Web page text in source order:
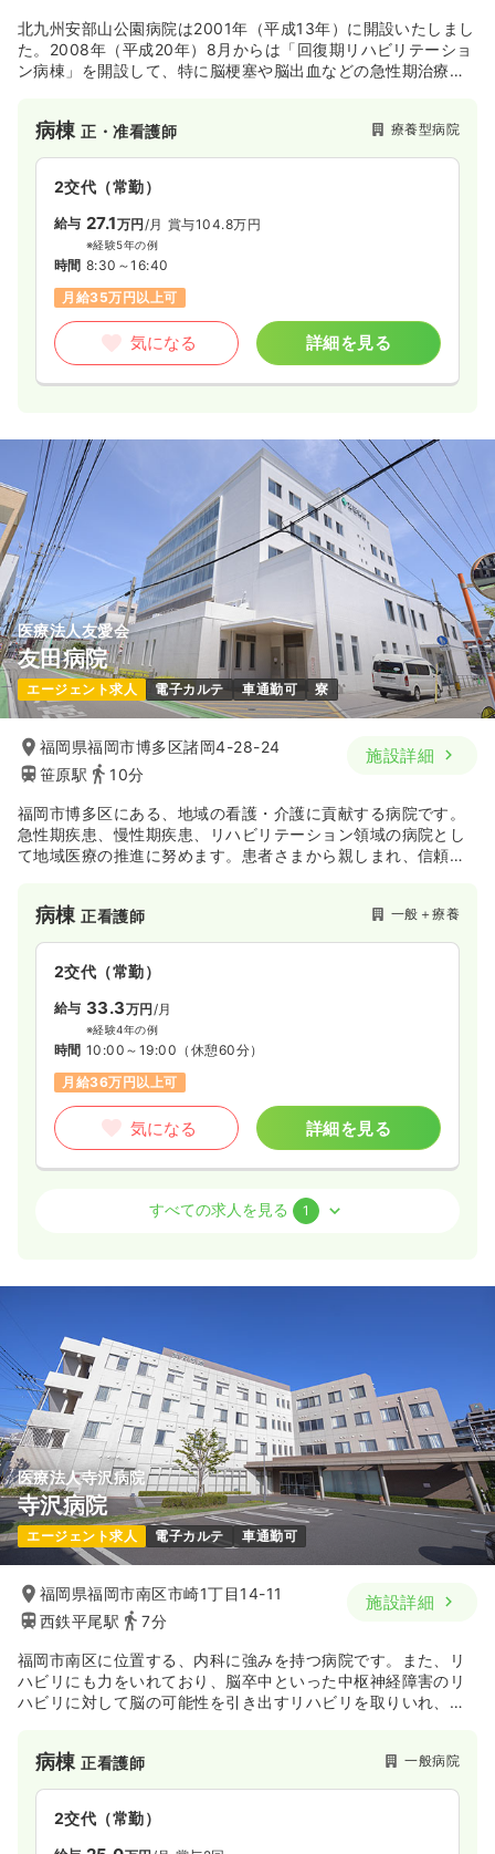
北九州安部山公園病院は2001年（平成13年）に開設いたしまし
た。2008年（平成20年）8月からは「回復期リハビリテーショ
ン病棟」を開設して、特に脳梗塞や脳出血などの急性期治療後
棟で集中的なリハビリを実施し、在宅医療や維持期リハビリへ
スムーズな移行を図っております。また介護病棟においても質
の高いリハビリテーション支援、在宅復帰を目標に多職種によ
るチームケア目指しております。
病棟正・准看護師 療養型病院
2交代（常勤）
給与 27.1万円 /月 賞与104.8万円
※経験5年の例
時間 8:30～16:40
月給35万円以上可
気になる 詳細を見る
医療法人友愛会
友田病院
エージェント求人 電子カルテ 車通勤可 寮
福岡県福岡市博多区諸岡4-28-24
笹原駅
10分
施設詳細
福岡市博多区にある、地域の看護・介護に貢献する病院です。
急性期疾患、慢性期疾患、リハビリテーション領域の病院とし
て地域医療の推進に努めます。患者さまから親しまれ、信頼さ
病棟正看護師 一般＋療養
2交代（常勤）
給与 33.3万円 /月
※経験4年の例
時間 10:00～19:00 （休憩60分）
月給36万円以上可
気になる 詳細を見る
正・准看護師
時間 8:30～17:30
月給34万円以上可
気になる 詳細を見る
すべての求人を見る 1
医療法人寺沢病院
寺沢病院
エージェント求人 電子カルテ 車通勤可
福岡県福岡市南区市崎1丁目14-11
西鉄平尾駅
7分
施設詳細
福岡市南区に位置する、内科に強みを持つ病院です。また、リ
ハビリにも力をいれており、脳卒中といった中枢神経障害のリ
ハビリに対して脳の可能性を引き出すリハビリを取りいれ、よ
病棟正看護師 一般病院
2交代（常勤）